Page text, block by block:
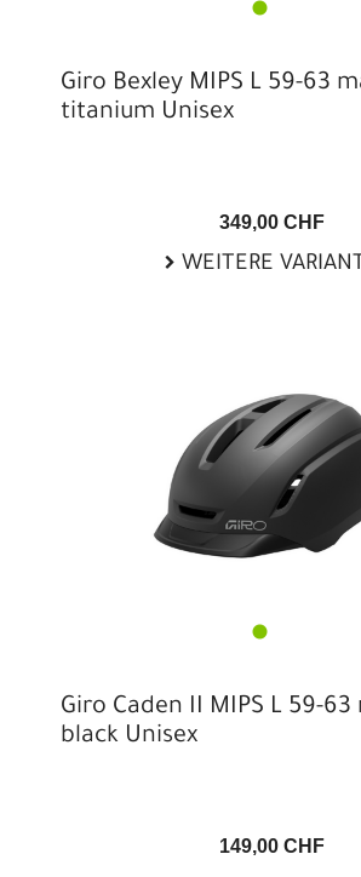
Giro Bexley MIPS L 59-63
titanium Unisex
349,00 CHF
WEITERE
Giro Caden II MIPS L 59-
black Unisex
149,00 CHF